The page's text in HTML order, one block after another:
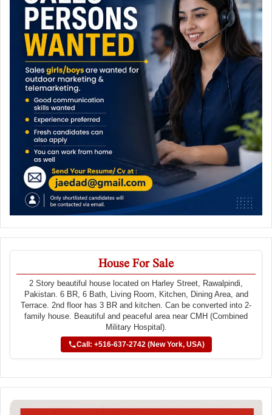
House For Sale
2 Story beautiful house located on Harley Street, Rawalpindi,
Pakistan. 6 BR, 6 Bath, Living Room, Kitchen, Dining Area, and
Terrace. 2nd floor has 3 BR and kitchen. Can be converted into 2-
family house. Beautiful and peaceful area near CMH (Combined
Military Hospital).
Call: +516-637-2742 (New York, USA)